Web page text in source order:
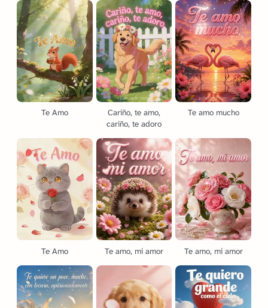
Te Amo
Cariño, te amo,
cariño, te adoro
Te amo mucho
Te Amo Te amo, mi amor Te amo, mi amor